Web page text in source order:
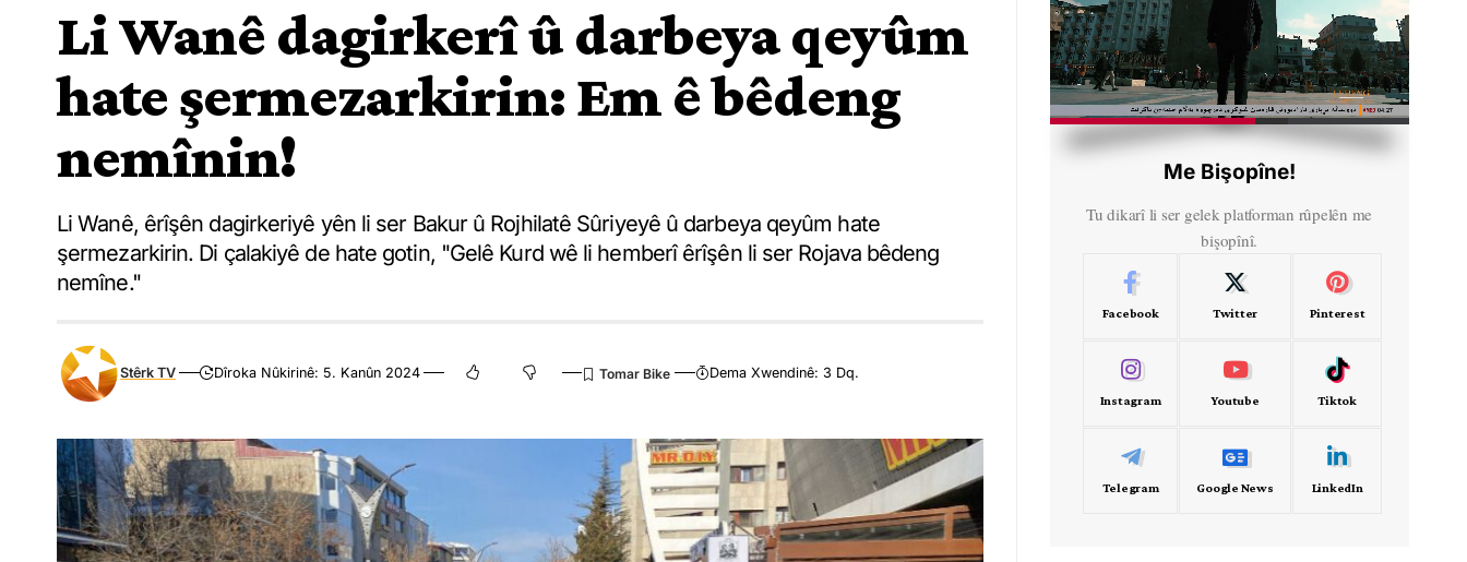
Li Wanê dagirkerî û darbeya qeyûm
hate şermezarkirin: Em ê bêdeng
nemînin!
Li Wanê, êrîşên dagirkeriyê yên li ser Bakur û Rojhilatê Sûriyeyê û darbeya qeyûm hate
şermezarkirin. Di çalakiyê de hate gotin, "Gelê Kurd wê li hemberî êrîşên li ser Rojava bêdeng
nemîne."
Stêrk TV Dîroka Nûkirinê: 5. Kanûn 2024 Dema Xwendinê: 3 Dq.
Me Bişopîne!
Tu dikarî li ser gelek platforman rûpelên me
bişopînî.
Facebook Twitter Pinterest
Instagram Youtube Tiktok
Telegram Google News LinkedIn